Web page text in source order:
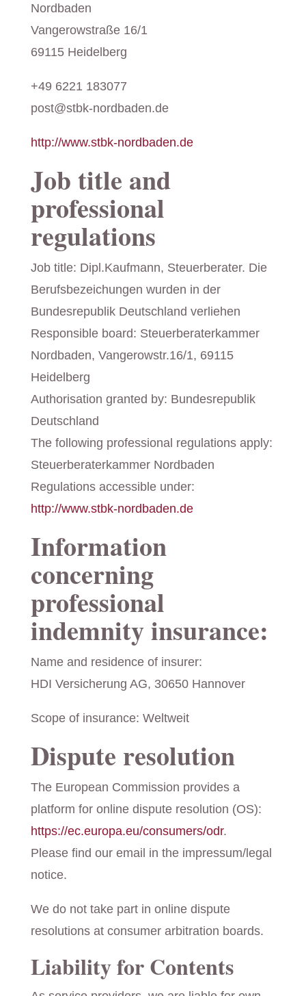
Nordbaden
Vangerowstraße 16/1
69115 Heidelberg
+49 6221 183077
post@stbk-nordbaden.de
http://www.stbk-nordbaden.de
Job title and
professional
regulations
Job title: Dipl.Kaufmann, Steuerberater. Die
Berufsbezeichungen wurden in der
Bundesrepublik Deutschland verliehen
Responsible board: Steuerberaterkammer
Nordbaden, Vangerowstr.16/1, 69115
Heidelberg
Authorisation granted by: Bundesrepublik
Deutschland
The following professional regulations apply:
Steuerberaterkammer Nordbaden
Regulations accessible under:
http://www.stbk-nordbaden.de
Information
concerning
professional
indemnity insurance:
Name and residence of insurer:
HDI Versicherung AG, 30650 Hannover
Scope of insurance: Weltweit
Dispute resolution
The European Commission provides a
platform for online dispute resolution (OS):
https://ec.europa.eu/consumers/odr.
Please find our email in the impressum/legal
notice.
We do not take part in online dispute
resolutions at consumer arbitration boards.
Liability for Contents